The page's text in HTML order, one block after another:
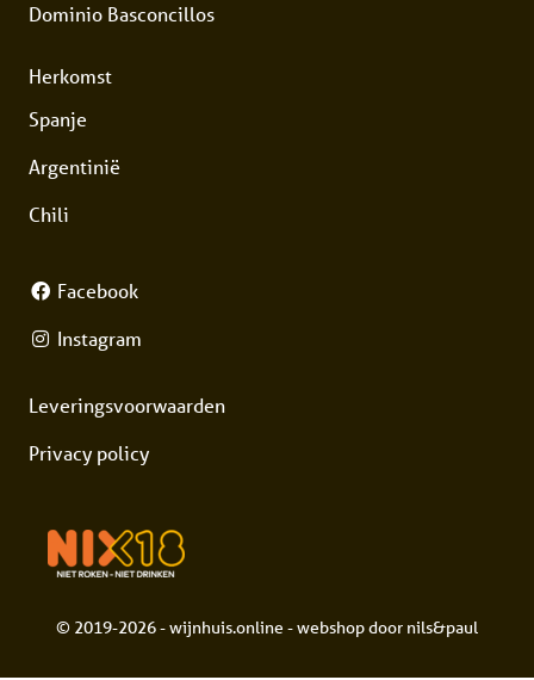
Dominio Basconcillos
Herkomst
Spanje
Argentinië
Chili
Facebook
Instagram
Leveringsvoorwaarden
Privacy policy
© 2019-2026 - wijnhuis.online - webshop door nils&paul